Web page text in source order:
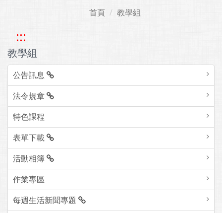
首頁 教學組
:::
教學組
公告訊息
法令規章
特色課程
表單下載
活動相簿
作業專區
每週生活新聞專題